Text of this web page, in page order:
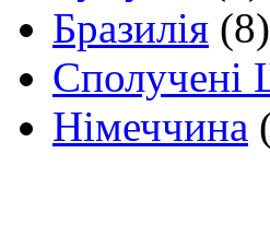
Бразилія (8)
Сполучені
Німеччина